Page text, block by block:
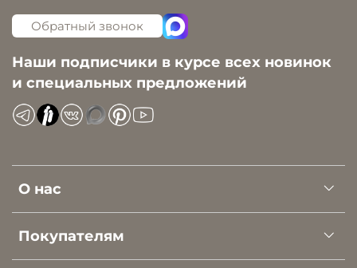
О нас
Покупателям
Обратный звонок
Наши подписчики в курсе всех новинок
и специальных предложений